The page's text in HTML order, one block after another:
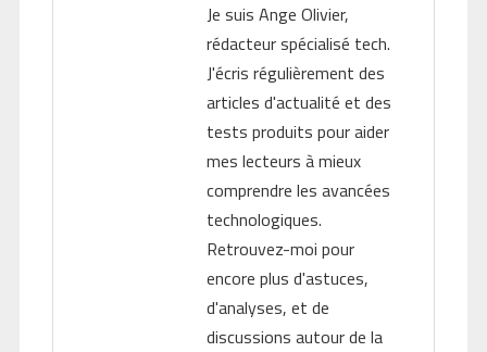
Je suis Ange Olivier,
rédacteur spécialisé tech.
J'écris régulièrement des
articles d'actualité et des
tests produits pour aider
mes lecteurs à mieux
comprendre les avancées
technologiques.
Retrouvez-moi pour
encore plus d'astuces,
d'analyses, et de
discussions autour de la